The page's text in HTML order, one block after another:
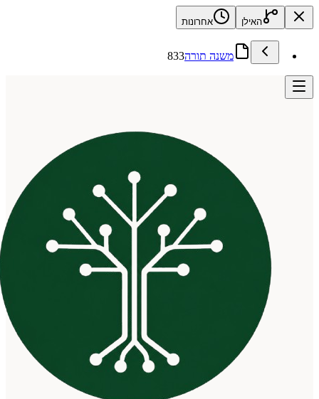
האילן אחרונות
משנה תורה833